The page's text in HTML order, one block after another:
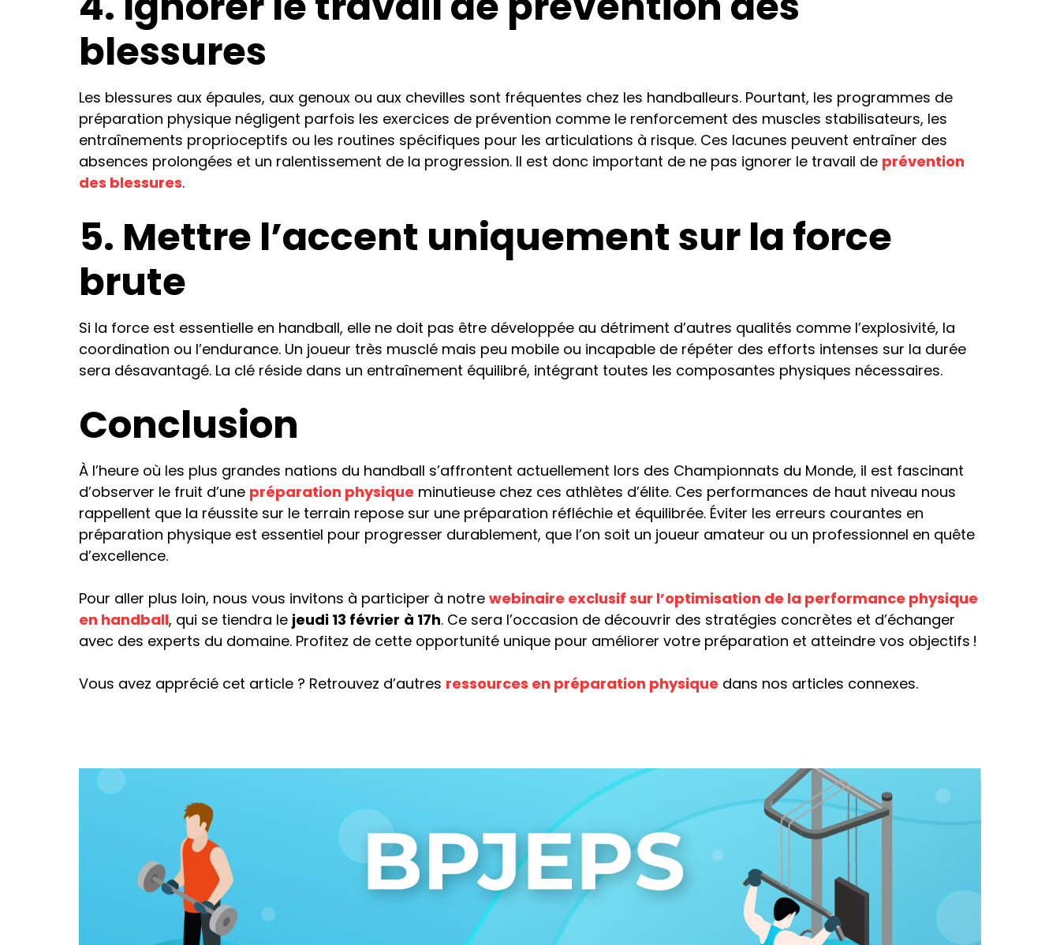
blessures
Les blessures aux épaules, aux genoux ou aux chevilles sont fréquentes chez les handballeurs. Pourtant, les programmes de
préparation physique négligent parfois les exercices de prévention comme le renforcement des muscles stabilisateurs, les
entraînements proprioceptifs ou les routines spécifiques pour les articulations à risque. Ces lacunes peuvent entraîner des
absences prolongées et un ralentissement de la progression. Il est donc important de ne pas ignorer le travail de prévention
des blessures.
5. Mettre l’accent uniquement sur la force
brute
Si la force est essentielle en handball, elle ne doit pas être développée au détriment d’autres qualités comme l’explosivité, la
coordination ou l’endurance. Un joueur très musclé mais peu mobile ou incapable de répéter des efforts intenses sur la durée
sera désavantagé. La clé réside dans un entraînement équilibré, intégrant toutes les composantes physiques nécessaires.
Conclusion
À l’heure où les plus grandes nations du handball s’affrontent actuellement lors des Championnats du Monde, il est fascinant
d’observer le fruit d’une préparation physique minutieuse chez ces athlètes d’élite. Ces performances de haut niveau nous
rappellent que la réussite sur le terrain repose sur une préparation réfléchie et équilibrée. Éviter les erreurs courantes en
préparation physique est essentiel pour progresser durablement, que l’on soit un joueur amateur ou un professionnel en quête
d’excellence.
Pour aller plus loin, nous vous invitons à participer à notre webinaire exclusif sur l’optimisation de la performance physique
en handball, qui se tiendra le jeudi 13 février à 17h. Ce sera l’occasion de découvrir des stratégies concrètes et d’échanger
avec des experts du domaine. Profitez de cette opportunité unique pour améliorer votre préparation et atteindre vos objectifs !
Vous avez apprécié cet article ? Retrouvez d’autres ressources en préparation physique dans nos articles connexes.